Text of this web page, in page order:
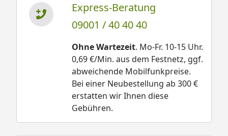
Express-Beratung
09001 / 40 40 40
Ohne Wartezeit. Mo-Fr. 10-15 Uhr.
0,69 €/Min. aus dem Festnetz, ggf.
abweichende Mobilfunkpreise.
Bei einer Neubestellung ab 300 €
erstatten wir Ihnen diese
Gebühren.